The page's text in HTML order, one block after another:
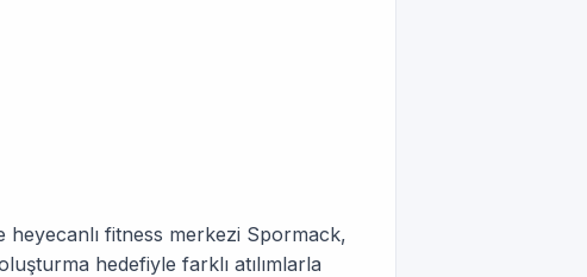
heyecanlı fitness merkezi Spormack,
hedefiyle farklı atılımlarla